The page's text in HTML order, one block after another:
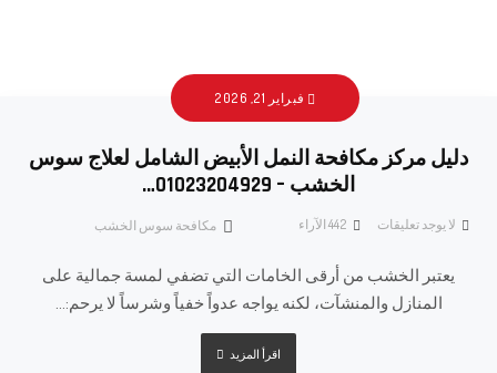
فبراير 21, 2026
دليل مركز مكافحة النمل الأبيض الشامل لعلاج سوس
الخشب – 01023204929…
مكافحة سوس الخشب لا يوجد تعليقات الآراء
يعتبر الخشب من أرقى الخامات التي تضفي لمسة جمالية على
المنازل والمنشآت، لكنه يواجه عدواً خفياً وشرساً لا يرحم:...
اقرأ المزيد